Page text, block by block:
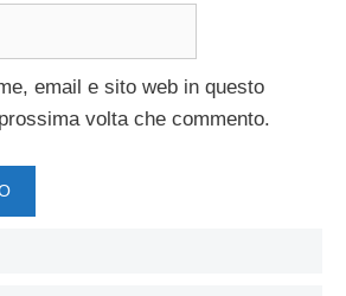
email e sito web in questo
volta che commento.